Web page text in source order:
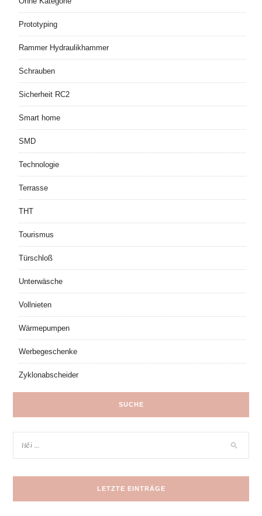
Prototyping
Rammer Hydraulikhammer
Schrauben
Sicherheit RC2
Smart home
SMD
Technologie
Terrasse
THT
Tourismus
Türschloß
Unterwäsche
Vollnieten
Wärmepumpen
Werbegeschenke
Zyklonabscheider
SUCHE
LETZTE EINTRÄGE